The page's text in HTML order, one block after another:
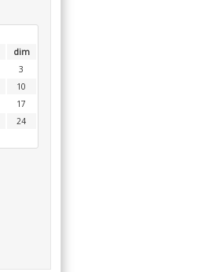
dim
3
10
17
24